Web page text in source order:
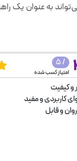
به عنوان یک
/ 5
امتیاز کسب شده
و کیفیت
کاربردی و مفید
و قابل